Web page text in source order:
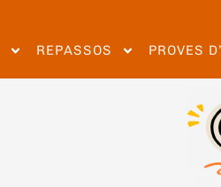
REPASSOS PROVES